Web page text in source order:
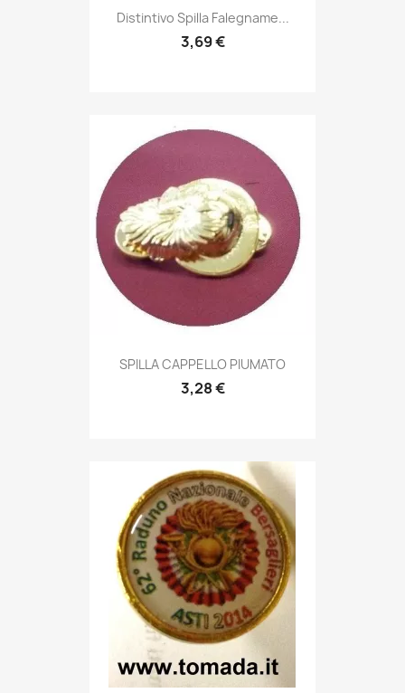
 Anteprima
Distintivo Spilla Falegname...
3,69 €
Anteprima
SPILLA CAPPELLO PIUMATO
3,28 €